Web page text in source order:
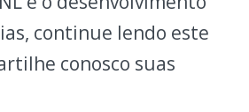
continue lendo este
conosco suas